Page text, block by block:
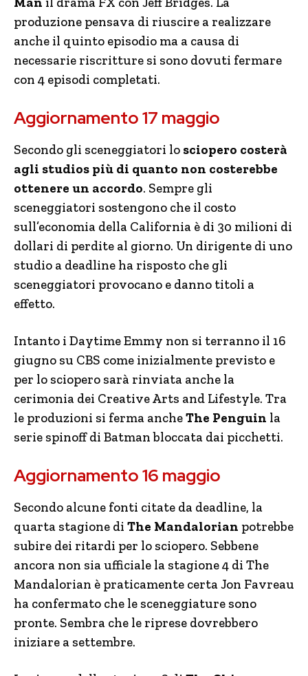
produzione pensava di riuscire a realizzare
anche il quinto episodio ma a causa di
necessarie riscritture si sono dovuti fermare
con 4 episodi completati.
Aggiornamento 17 maggio
Secondo gli sceneggiatori lo sciopero costerà
agli studios più di quanto non costerebbe
ottenere un accordo. Sempre gli
sceneggiatori sostengono che il costo
sull’economia della California è di 30 milioni di
dollari di perdite al giorno. Un dirigente di uno
studio a deadline ha risposto che gli
sceneggiatori provocano e danno titoli a
effetto.
Intanto i Daytime Emmy non si terranno il 16
giugno su CBS come inizialmente previsto e
per lo sciopero sarà rinviata anche la
cerimonia dei Creative Arts and Lifestyle. Tra
le produzioni si ferma ancheThe Penguin la
serie spinoff di Batman bloccata dai picchetti.
Aggiornamento 16 maggio
Secondo alcune fonti citate da deadline, la
quarta stagione di The Mandalorian potrebbe
subire dei ritardi per lo sciopero. Sebbene
ancora non sia ufficiale la stagione 4 di The
Mandalorian è praticamente certa Jon Favreau
ha confermato che le sceneggiature sono
pronte. Sembra che le riprese dovrebbero
iniziare a settembre.